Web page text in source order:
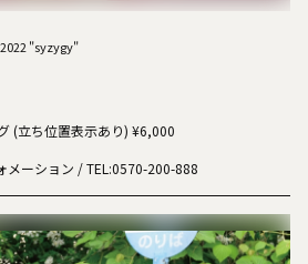
2022 "syzygy"
(立ち位置表示あり) ¥6,000
メーション / TEL:0570-200-888